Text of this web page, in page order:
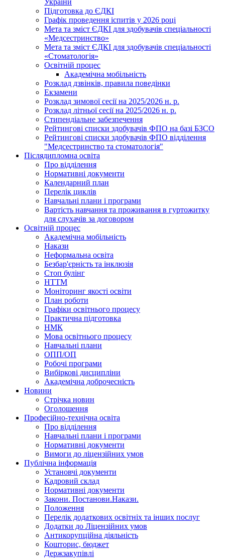
України
Підготовка до ЄДКІ
Графік проведення іспитів у 2026 році
Мета та зміст ЄДКІ для здобувачів спеціальності
«Медсестринство»
Мета та зміст ЄДКІ для здобувачів спеціальності
«Стоматологія»
Освітній процес
Академічна мобільність
Розклад дзвінків, правила поведінки
Екзамени
Розклад зимової сесії на 2025/2026 н. р.
Розклад літньої сесії на 2025/2026 н. р.
Стипендіальне забезпечення
Рейтингові списки здобувачів ФПО на базі БЗСО
Рейтингові списки здобувачів ФПО відділення
"Медсестринство та стоматологія"
Післядипломна освіта
Про відділення
Нормативні документи
Календарний план
Перелік циклів
Навчальні плани і програми
Вартість навчання та проживання в гуртожитку
для слухачів за договором
Освітній процес
Академічна мобільність
Накази
Неформальна освіта
Безбар'єрність та інклюзія
Стоп булінг
НТТМ
Моніторинг якості освіти
План роботи
Графіки освітнього процесу
Практична підготовка
НМК
Мова освiтнього процесу
Навчальнi плани
ОПП/ОП
Робочі програми
Вибiрковi дисциплiни
Академічна доброчесність
Новини
Стрічка новин
Оголошення
Професійно-технічна освіта
Про відділення
Навчальні плани і програми
Нормативнi документи
Вимоги до ліцензійних умов
Публічна інформація
Установчi документи
Кадровий склад
Нормативнi документи
Закони. Постанови.Накази.
Положення
Перелік додаткових освітніх та інших послуг
Додатки до Ліцензійних умов
Антикорупційна діяльність
Кошторис, бюджет
Держзакупiвлi